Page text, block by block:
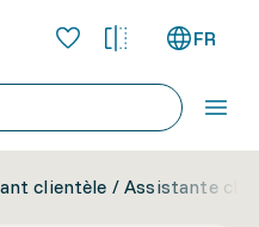
FR
clientèle / Assistante